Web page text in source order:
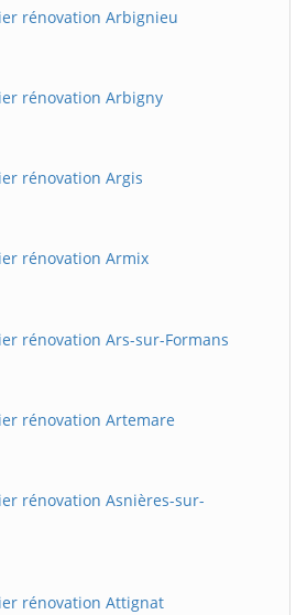
rénovation Arbignieu
rénovation Arbigny
rénovation Argis
rénovation Armix
rénovation Ars-sur-Formans
rénovation Artemare
rénovation Asnières-sur-
rénovation Attignat